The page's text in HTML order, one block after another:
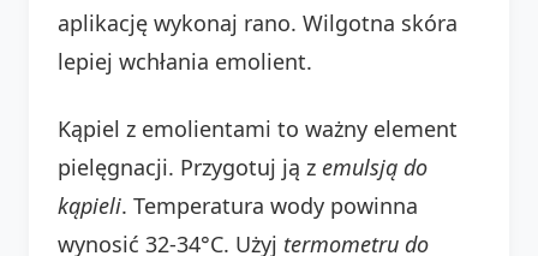
aplikację wykonaj rano. Wilgotna skóra
lepiej wchłania emolient.
Kąpiel z emolientami to ważny element
pielęgnacji. Przygotuj ją z emulsją do
kąpieli. Temperatura wody powinna
wynosić 32-34°C. Użyj termometru do